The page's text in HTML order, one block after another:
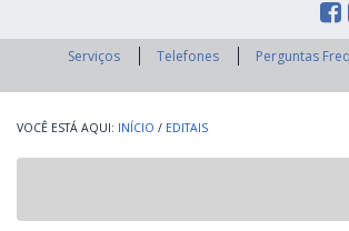
Serviços Telefones Perguntas
INÍCIO / EDITAIS